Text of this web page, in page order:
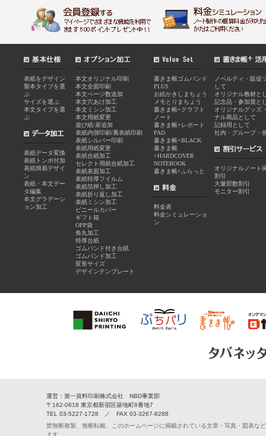
表紙をデザイン
製本タイプを選
ぶ
サイズを選ぶ
本文タイプを選
ぶ
表紙データ変換
表紙トンボ付加
表紙簡易デザイ
ン
表紙・本文デー
タ編集
本文グラデーシ
ョン加工
本文オリジナル印刷
本文全面印刷
本文ページ数追加
本文穴あけ加工
本文ミシン加工
本文用紙変更
遊び紙/扉追加
表紙内側印刷/裏表紙印刷
表紙シルバー印刷
表紙用紙変更
表紙合紙加工
セレクト用紙合紙加工
表紙表面加工
表紙特厚フイルム
表紙箔押し加工
表紙折り返し加工
表紙ミシン加工
ビニールカバー
ギフト箱
OPP袋
角丸加工
特厚台紙
ゴムバンド付き台紙
ゴムバンド加工
変形サイズ
デザインテンプレート
書きま帳ゴムバンド
PLUS
お絵かきしまちょう
メモとりまちょう
書きま帳+クラフト
ノート
書きま帳+レポート
PAD
書きま帳+BLACK
書きま帳
+HARDCOVER
NOTEBOOK
書きま帳+ふらっと
料金表
料金シミュレーショ
ン
ノベルティ・販促
して
オリジナル教材と
記念品・参加賞と
オリジナルグッズ
ナル商品として
記録用として
社内・グループ・
オリジナルノート
割引
大量部数割引
モニター割引
運営：第一資料印刷株式会社 NBD事業部
〒162-0818 東京都新宿区築地町8番地7
TEL 03-5227-1728 ／ FAX 03-3267-8288
禁無断複製、無断転載、このホームページに掲載されている文章・写真・図表な